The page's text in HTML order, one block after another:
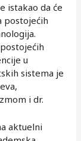
istakao da će
postojećih
u
sistema je
i dr.
aktuelni